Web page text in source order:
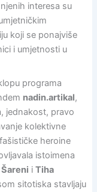
interesa su
koji se ponajviše
i umjetnosti u
programa
nadin.artikal,
jednakost, pravo
kolektivne
heroine
istoimena
Šareni i Tiha
sitotiska stavljaju